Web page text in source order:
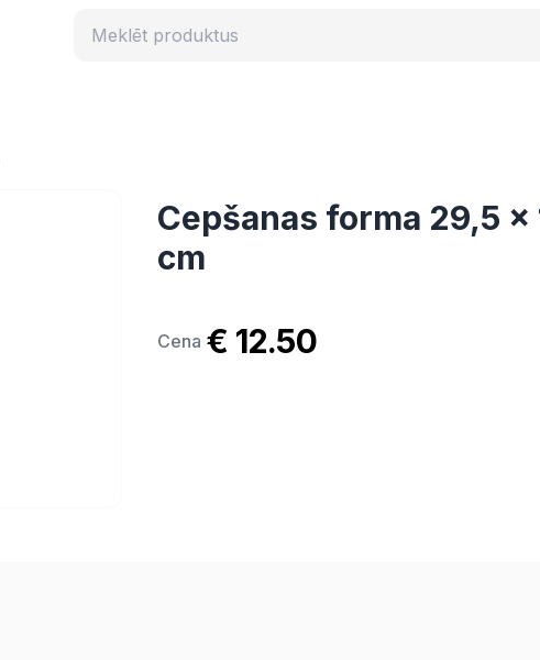
Cepšanas forma 29,5 x
cm
Cena € 12.50